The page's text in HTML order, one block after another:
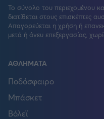
Το σύνολο του περιεχομένου
διατίθεται στους επισκέπτες
Απαγορεύεται η χρήση ή
μετά ή άνευ επεξεργασίας,
ΑΘΛΗΜΑΤΑ
Ποδόσφαιρο
Μπάσκετ
Βόλεϊ